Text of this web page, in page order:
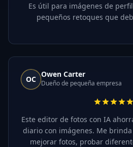
Es útil para imágenes de
pequeños retoques que
OC
Owen Carter
Dueño de pequeña empresa
Este editor de fotos con IA
diario con imágenes. Me
mejorar fotos, probar